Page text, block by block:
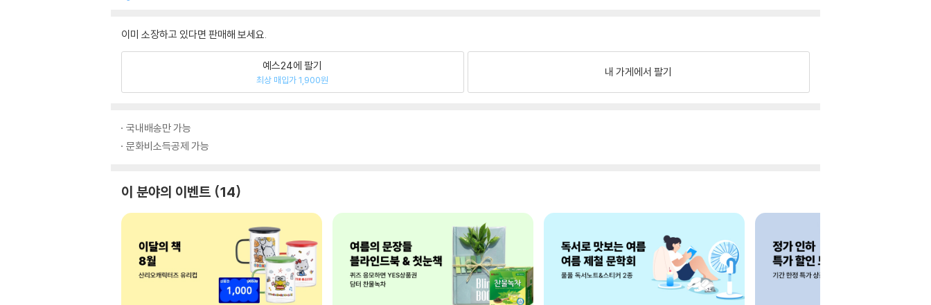
이미 소장하고 있다면 판매해 보세요.
예스24에 팔기
최상 매입가 1,900원
내 가게에서 팔기
국내배송만 가능
문화비소득공제 가능
이 분야의 이벤트 14